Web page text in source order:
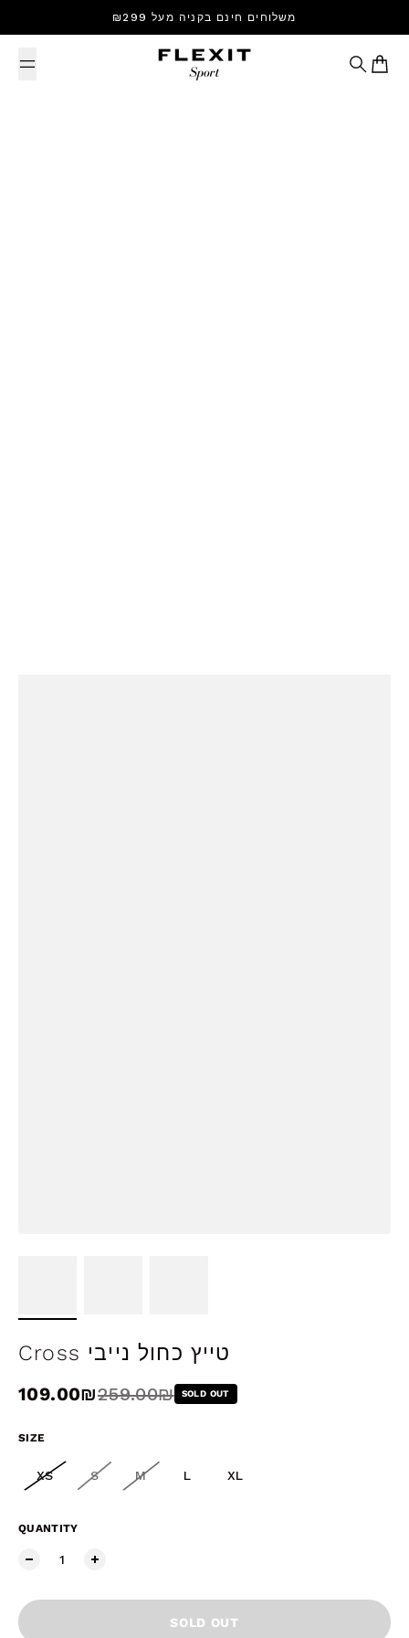
Skip to content משלוחים חינם בקניה מעל ₪299
Search
Cart
Cross טייץ כחול נייבי
Sale price
109.00₪
Regular price
259.00₪ SOLD OUT
SIZE
XS S M L XL
QUANTITY
SOLD OUT